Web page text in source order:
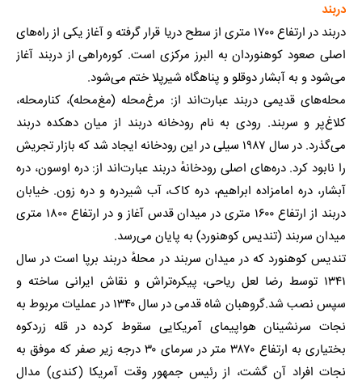
دربند
دربند در ارتفاع ۱۷۰۰ متری از سطح دریا قرار گرفته و آغاز یکی از راه‌های
اصلی صعود کوهنوردان به البرز مرکزی است. کوره‌راهی از دربند آغاز
می‌شود و به آبشار دوقلو و پناهگاه شیرپلاختم می‌شود.
محله‌های قدیمی دربند عبارت‌اند از: مرغ‌محله (مغ‌محله)، کنارمحله،
کلاغ‌پر و سربند. رودی به نام رودخانه دربند از میان دهکده دربند
می‌گذرد. در سال ۱۹۸۷ سیلیدر این رودخانه ایجاد شد که بازارتجریش
را نابود کرد. دره‌های اصلی رودخانهٔ دربند عبارت‌اند از: دره اوسون، دره
آبشار، دره امامزاده ابراهیم، دره کاک، آب شیردره و دره زون. خیابان
دربند از ارتفاع ۱۶۰۰ متری در میدان قدس آغاز و در ارتفاع ۱۸۰۰ متری
میدان سربند (تندیس کوهنورد) به پایان می‌رسد.
تندیس کوهنورد که در میدان سربند در محلهٔ دربند برپا است در سال
۱۳۴۱ توسط رضا لعل ریاحی، پیکره‌تراش و نقاش ایرانی ساخته و
سپس نصب شد.گروهبان شاه قدمی در سال ۱۳۴۰ در عملیات مربوط به
نجات سرنشینان هواپیمای آمریکایی سقوط کرده در قله زردکوه
بختیاری به ارتفاع ۳۸۷۰ متر در سرمای ۳۰ درجه زیر صفر که موفق به
نجات افراد آن گشت، از رئیس جمهور وقت آمریکا (کندی) مدال